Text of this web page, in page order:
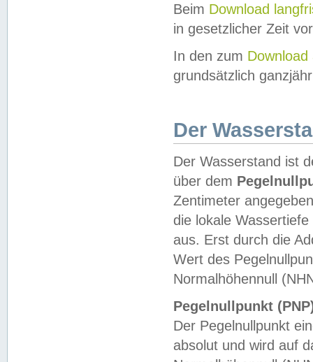
Beim Download
in gesetzlicher Zeit
In den zum Download
grundsätzlich
Der
Der Wasserstand ist
über dem
Zentimeter
die lokale
aus. Erst durch die
Wert des
Normalhöhennull
Pegelnullpunkt
Der Pegelnullpunkt
absolut und wird auf